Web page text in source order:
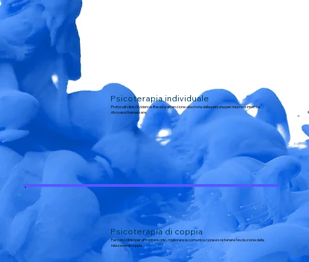
Psicoterapia individuale
Protocolli clinici Evidence-Based e attenzione alla storia della persona per ridurre i sintomi e
ritrovare il benessere.
Psicoterapia di coppia
Percorsi clinici per affrontare crisi, migliorare la comunicazione e sostenere l'evoluzione della
relazione di coppia.